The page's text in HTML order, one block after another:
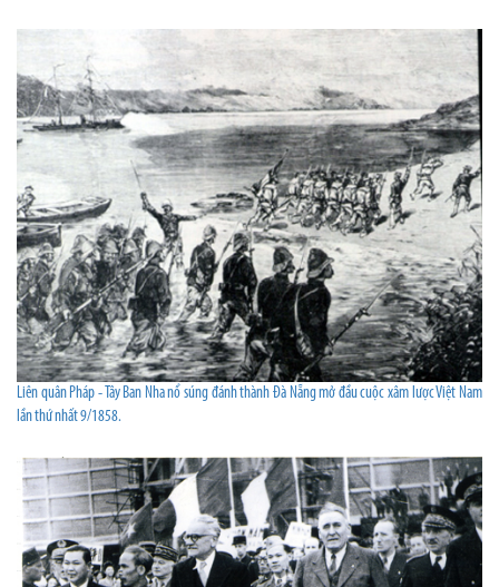
Liên quân Pháp - Tây Ban Nha nổ súng đánh thành Đà Nẵng mở đầu cuộc xâm lược Việt Nam
lần thứ nhất 9/1858.